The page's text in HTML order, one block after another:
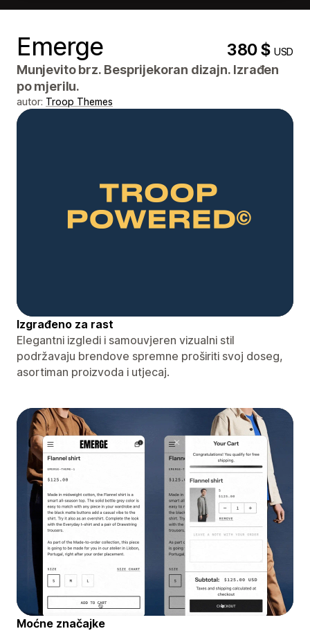
Emerge 380 $USD
Munjevito brz. Besprijekoran dizajn. Izrađen
po mjerilu.
autor: Troop Themes
Izgrađeno za rast
Elegantni izgledi i samouvjeren vizualni stil
podržavaju brendove spremne proširiti svoj doseg,
asortiman proizvoda i utjecaj.
Moćne značajke